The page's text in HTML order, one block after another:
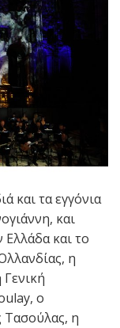
και τα εγγόνια
και
και το
η
ο
Τασούλας, η